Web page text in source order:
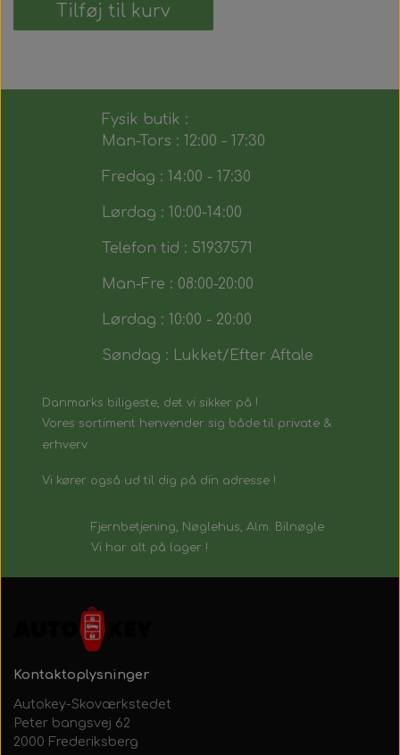
Tilføj til kurv
Fysik butik :
Man-Tors : 12:00 - 17:30
Fredag : 14:00 - 17:30
Lørdag : 10:00-14:00
Telefon tid : 51937571
Man-Fre : 08:00-20:00
Lørdag : 10:00 - 20:00
Søndag : Lukket/Efter Aftale
Danmarks biligeste, det vi sikker på !
Vores sortiment henvender sig både til private &
erhverv.
Vi kører også ud til dig på din adresse !
Fjernbetjening, Nøglehus, Alm. Bilnøgle
Vi har alt på lager !
Kontaktoplysninger
Autokey-Skoværkstedet
Peter bangsvej 62
2000 Frederiksberg